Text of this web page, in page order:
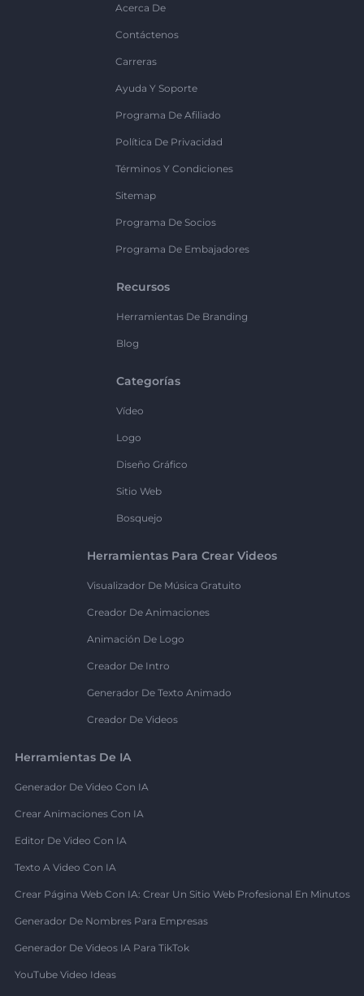
Acerca De
Contáctenos
Carreras
Ayuda Y Soporte
Programa De Afiliado
Política De Privacidad
Términos Y Condiciones
Sitemap
Programa De Socios
Programa De Embajadores
Recursos
Herramientas De Branding
Blog
Categorías
Vídeo
Logo
Diseño Gráfico
Sitio Web
Bosquejo
Herramientas Para Crear Videos
Visualizador De Música Gratuito
Creador De Animaciones
Animación De Logo
Creador De Intro
Generador De Texto Animado
Creador De Videos
Herramientas De IA
Generador De Video Con IA
Crear Animaciones Con IA
Editor De Video Con IA
Texto A Video Con IA
Crear Página Web Con IA: Crear Un Sitio Web Profesional En Minutos
Generador De Nombres Para Empresas
Generador De Videos IA Para TikTok
YouTube Video Ideas